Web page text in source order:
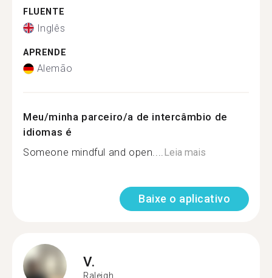
FLUENTE
Inglês
APRENDE
Alemão
Meu/minha parceiro/a de intercâmbio de
idiomas é
Someone mindful and open....Leia mais
Baixe o aplicativo
V.
Raleigh